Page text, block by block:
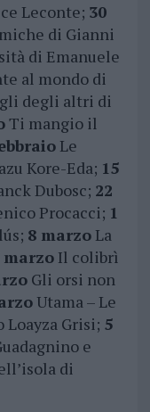
Leconte; 30
di Gianni
di Emanuele
al mondo di
degli altri di
Ti mangio il
Le
Kore-Eda; 15
Dubosc; 22
Procacci; 1
8 marzoLa
marzoIl colibrì
Gli orsi non
Utama – Le
Grisi; 5
e
di